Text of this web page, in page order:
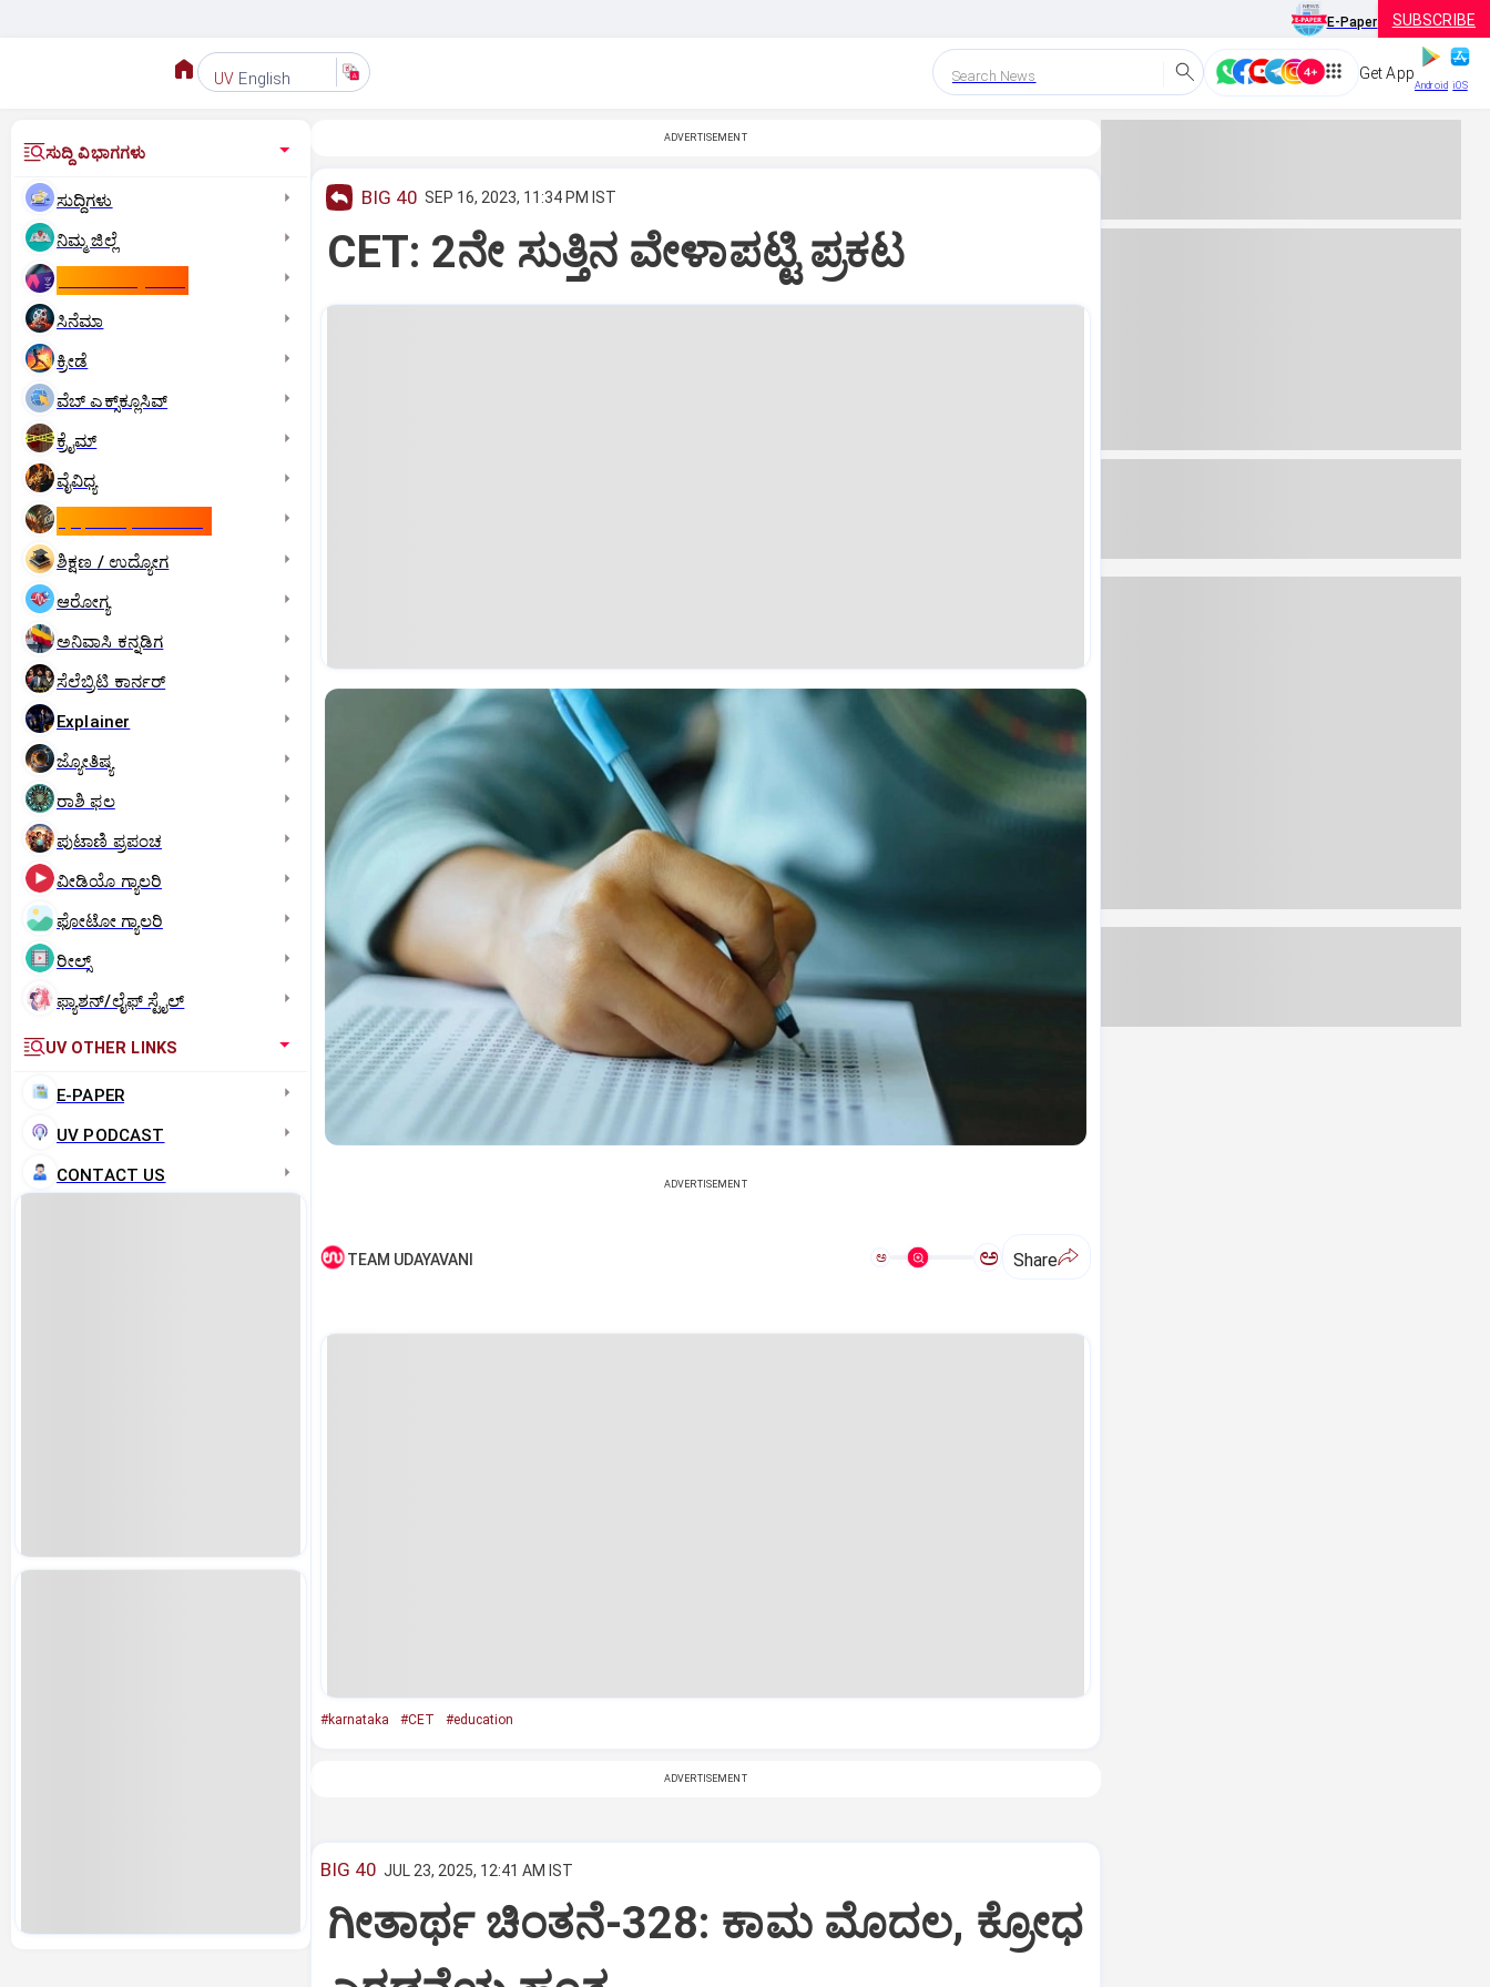
E-Paper SUBSCRIBE
UV English Search News Get App
Android iOS
ಸುದ್ದಿ ವಿಭಾಗಗಳು
ಸುದ್ದಿಗಳು
ನಿಮ್ಮ ಜಿಲ್ಲೆ
ಸಿನೆಮಾ
ಕ್ರೀಡೆ
ವೆಬ್ ಎಕ್ಸ್‌ಕ್ಲೂಸಿವ್
ಕ್ರೈಮ್
ವೈವಿಧ್ಯ
ಶಿಕ್ಷಣ / ಉದ್ಯೋಗ
ಆರೋಗ್ಯ
ಅನಿವಾಸಿ ಕನ್ನಡಿಗ
ಸೆಲೆಬ್ರಿಟಿ ಕಾರ್ನರ್‌
Explainer
ಜ್ಯೋತಿಷ್ಯ
ರಾಶಿ ಫಲ
ಪುಟಾಣಿ ಪ್ರಪಂಚ
ವೀಡಿಯೊ ಗ್ಯಾಲರಿ
ಫೋಟೋ ಗ್ಯಾಲರಿ
ರೀಲ್ಸ್
ಫ್ಯಾಶನ್/ಲೈಫ್‌ ಸ್ಟೈಲ್
UV OTHER LINKS
E-PAPER
UV PODCAST
CONTACT US
ADVERTISEMENT
BIG 40 SEP 16, 2023, 11:34 PM IST
CET: 2ನೇ ಸುತ್ತಿನ ವೇಳಾಪಟ್ಟಿ ಪ್ರಕಟ
ADVERTISEMENT
TEAM UDAYAVANI ಅ ಅ Share
#karnataka #CET #education
ADVERTISEMENT
BIG 40 JUL 23, 2025, 12:41 AM IST
ಗೀತಾರ್ಥ ಚಿಂತನೆ-328: ಕಾಮ ಮೊದಲ, ಕ್ರೋಧ